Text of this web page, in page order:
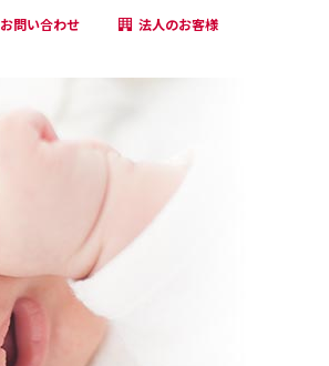
お問い合わせ 法人のお客様